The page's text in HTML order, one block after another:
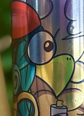
Gylden
Weisse
Ale/Bock/Dubbel
Wine